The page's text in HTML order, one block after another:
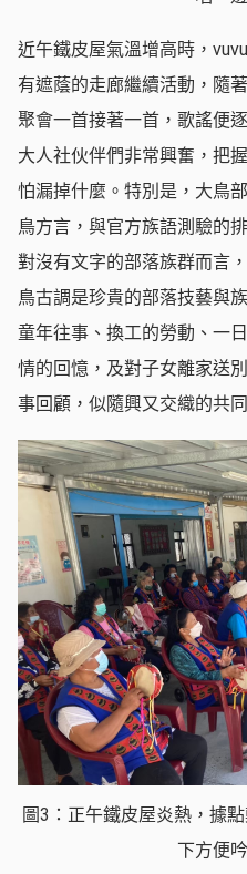
近午鐵皮屋氣溫增高時，
有遮蔭的走廊繼續活動，隨
聚會一首接著一首，歌謠便
大人社伙伴們非常興奮，把
怕漏掉什麼。特別是，大鳥
鳥方言，與官方族語測驗的
對沒有文字的部落族群而言
鳥古調是珍貴的部落技藝與
童年往事、換工的勞動、一
情的回憶，及對子女離家送
事回顧，似隨興又交織的共
圖3：正午鐵皮屋炎熱，據
下方便